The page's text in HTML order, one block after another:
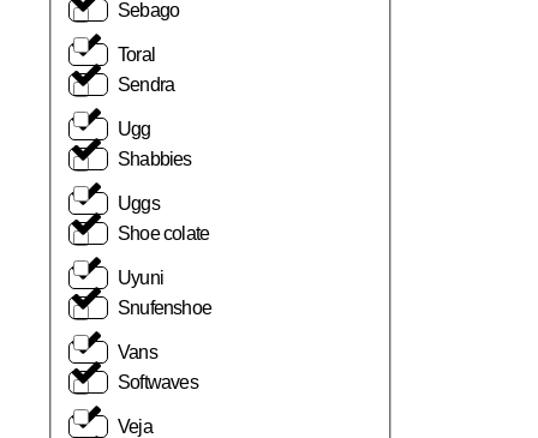
Toral
Ugg
Uggs
Uyuni
Vans
Veja
Sebago
Sendra
Shabbies
Shoe colate
Snufenshoe
Softwaves